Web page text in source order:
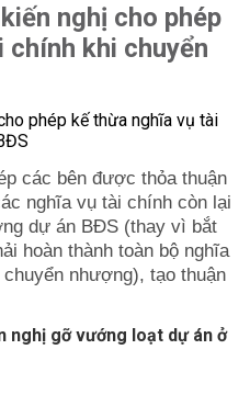
nghị cho phép
chính khi chuyển
các bên được thỏa thuận
nghĩa vụ tài chính còn lại
dự án BĐS (thay vì bắt
hoàn thành toàn bộ nghĩa
nhượng), tạo thuận
nghị gỡ vướng loạt dự án ở